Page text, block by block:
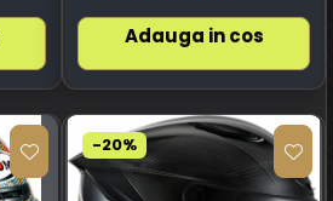
Adauga in cos
-20%